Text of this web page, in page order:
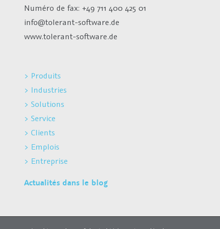
Numéro de fax: +49 711 400 425 01
info@tolerant-software.de
www.tolerant-software.de
> Produits
> Industries
> Solutions
> Service
> Clients
> Emplois
> Entreprise
Actualités dans le blog